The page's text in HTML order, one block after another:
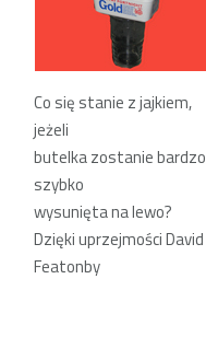
Co się stanie z jajkiem,
jeżeli
butelka zostanie bardzo
szybko
wysunięta na lewo?
Dzięki uprzejmości David
Featonby